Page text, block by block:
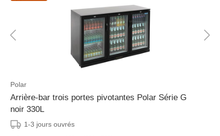
Polar
Arrière-bar trois portes pivotantes Polar Série G
noir 330L
1-3 jours ouvrés